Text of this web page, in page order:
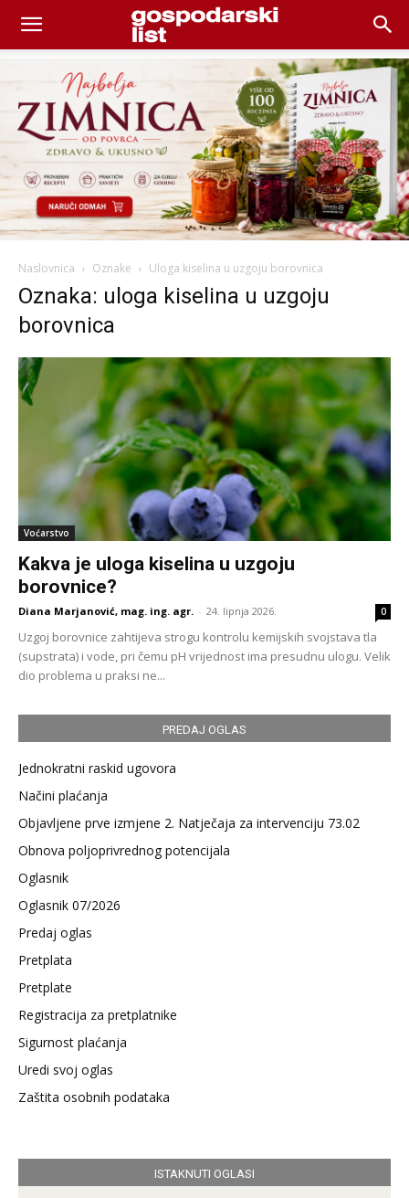
Naslovnica Oznake Uloga kiselina u uzgoju borovnica
Oznaka: uloga kiselina u uzgoju
borovnica
Voćarstvo
Kakva je uloga kiselina u uzgoju
borovnice?
Diana Marjanović, mag. ing. agr. - 24. lipnja 2026. 0
Uzgoj borovnice zahtijeva strogu kontrolu kemijskih svojstava tla
(supstrata) i vode, pri čemu pH vrijednost ima presudnu ulogu. Velik
dio problema u praksi ne...
PREDAJ OGLAS
Jednokratni raskid ugovora
Načini plaćanja
Objavljene prve izmjene 2. Natječaja za intervenciju 73.02
Obnova poljoprivrednog potencijala
Oglasnik
Oglasnik 07/2026
Predaj oglas
Pretplata
Pretplate
Registracija za pretplatnike
Sigurnost plaćanja
Uredi svoj oglas
Zaštita osobnih podataka
ISTAKNUTI OGLASI